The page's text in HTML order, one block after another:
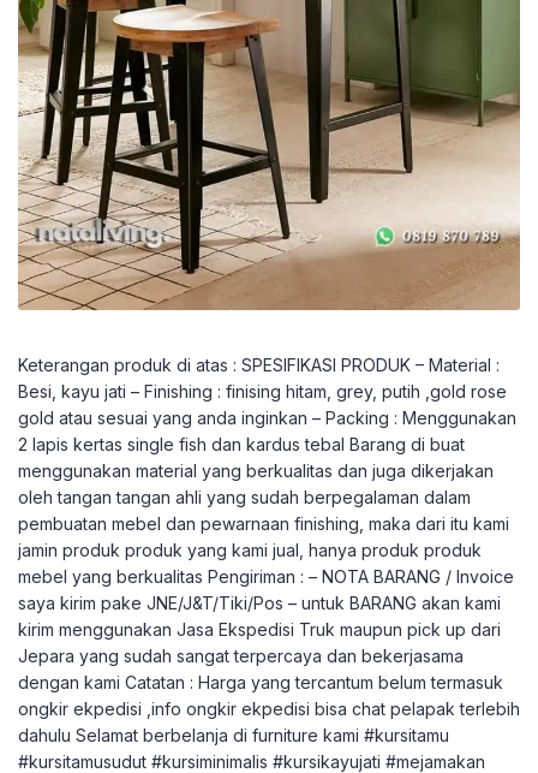
Keterangan produk di atas : SPESIFIKASI PRODUK – Material :
Besi, kayu jati – Finishing : finising hitam, grey, putih ,gold rose
gold atau sesuai yang anda inginkan – Packing : Menggunakan
2 lapis kertas single fish dan kardus tebal Barang di buat
menggunakan material yang berkualitas dan juga dikerjakan
oleh tangan tangan ahli yang sudah berpegalaman dalam
pembuatan mebel dan pewarnaan finishing, maka dari itu kami
jamin produk produk yang kami jual, hanya produk produk
mebel yang berkualitas Pengiriman : – NOTA BARANG / Invoice
saya kirim pake JNE/J&T/Tiki/Pos – untuk BARANG akan kami
kirim menggunakan Jasa Ekspedisi Truk maupun pick up dari
Jepara yang sudah sangat terpercaya dan bekerjasama
dengan kami Catatan : Harga yang tercantum belum termasuk
ongkir ekpedisi ,info ongkir ekpedisi bisa chat pelapak terlebih
dahulu Selamat berbelanja di furniture kami #kursitamu
#kursitamusudut #kursiminimalis #kursikayujati #mejamakan